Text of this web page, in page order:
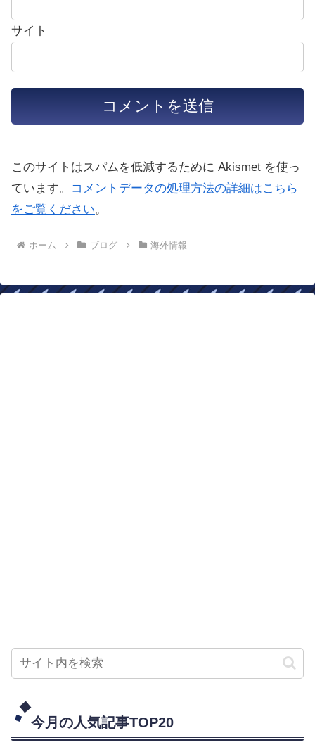
サイト
このサイトはスパムを低減するために Akismet を使っ
ています。
コメントデータの処理方法の詳細はこちら
をご覧ください。
ホーム ブログ 海外情報
今月の人気記事TOP20